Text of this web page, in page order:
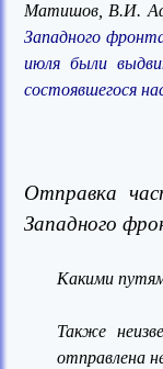
Матишов, В.И.
Западного
июля были
состоявшегося
Отправка
Западного
Какими
Также
отправлена